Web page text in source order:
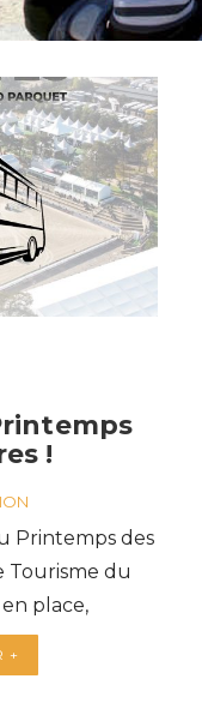
!
Printemps des
Tourisme du
place,
+